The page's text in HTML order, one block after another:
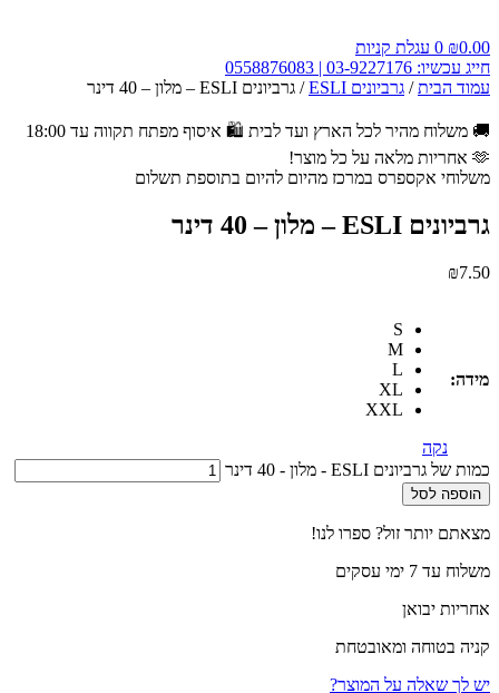
₪0.00
0 עגלת קניות
חייג עכשיו: 03-9227176 | 0558876083
עמוד הבית/ גרביונים ESLI / גרביונים ESLI – מלון – 40 דינר
🚚 משלוח מהיר לכל הארץ ועד לבית 🛍️ איסוף מפתח תקווה עד 18:00
🫶 אחריות מלאה על כל מוצר!
משלוחי אקספרס במרכז מהיום להיום בתוספת תשלום
גרביונים ESLI – מלון – 40 דינר
₪7.50
מידה:
S
M
L
XL
XXL
נקה
כמות של גרביונים ESLI - מלון - 40 דינר
הוספה לסל
מצאתם יותר זול? ספרו לנו!
משלוח עד 7 ימי עסקים
אחריות יבואן
קניה בטוחה ומאובטחת
יש לך שאלה על המוצר?